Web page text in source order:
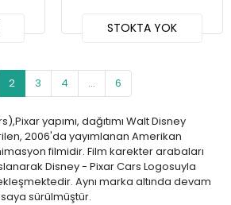
STOKTA YOK
2 3 4 ... 6
yapımı, dağıtımı Walt Disney
2006'da yayımlanan Amerikan
filmidir. Film karekter arabaları
Disney - Pixar Cars Logosuyla
Aynı marka altında devam
sürülmüştür.